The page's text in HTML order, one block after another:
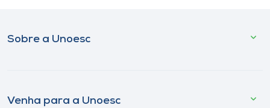
Sobre a Unoesc
Venha para a Unoesc